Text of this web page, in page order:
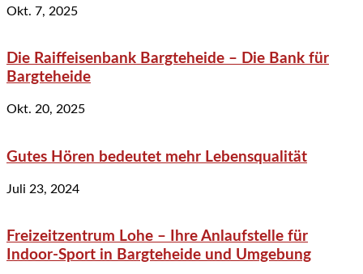
Okt. 7, 2025
Die Raiffeisenbank Bargteheide – Die Bank für
Bargteheide
Okt. 20, 2025
Gutes Hören bedeutet mehr Lebensqualität
Juli 23, 2024
Freizeitzentrum Lohe – Ihre Anlaufstelle für
Indoor-Sport in Bargteheide und Umgebung